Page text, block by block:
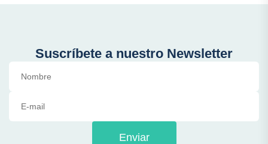
Suscríbete a nuestro Newsletter
Enviar